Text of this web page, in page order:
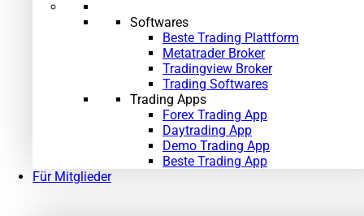
Softwares
Beste Trading Plattform
Metatrader Broker
Tradingview Broker
Trading Softwares
Trading Apps
Forex Trading App
Daytrading App
Demo Trading App
Beste Trading App
Für Mitglieder